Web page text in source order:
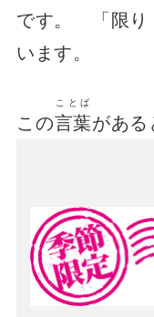
です。 「限り
います。
この言葉
ことば
がある